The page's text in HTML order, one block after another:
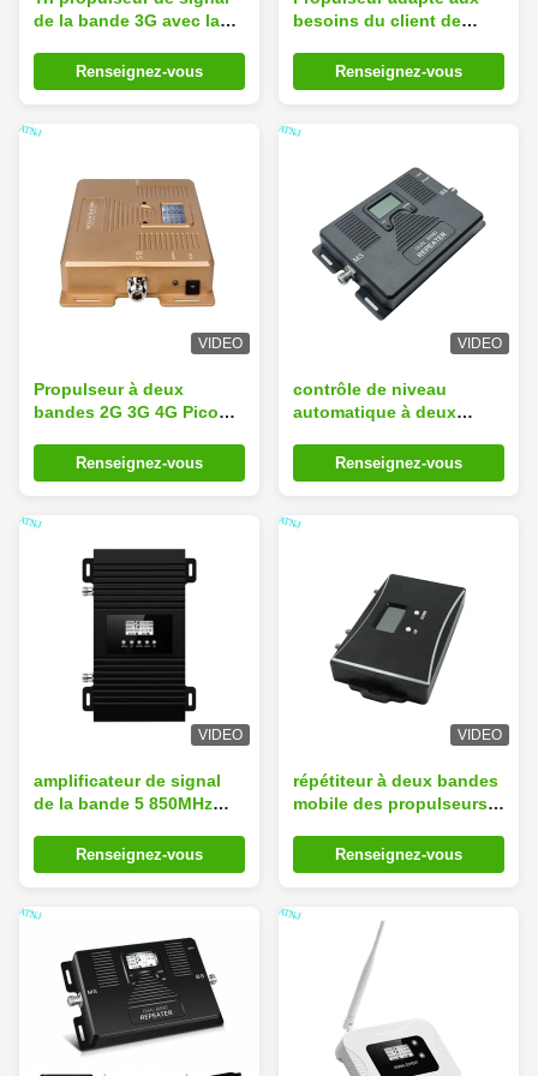
de la bande 3G avec la
CE ROHS ccc TUV BV
Renseignez-vous
besoins du client de
portable 850/1900MHz de
propulseur de signal de
maison
Renseignez-vous
VIDEO
Propulseur à deux
bandes 2G 3G 4G Pico
850MHz 1900MHz
Renseignez-vous
VIDEO
contrôle de niveau
automatique à deux
ALC de signal de 850MHz
1700MHz
Renseignez-vous
VIDEO
amplificateur de signal
de la bande 5 850MHz
fonction d'ALC CAG
Renseignez-vous
VIDEO
répétiteur à deux bandes
mobile des propulseurs
signal de 2G 3G 4G
Renseignez-vous